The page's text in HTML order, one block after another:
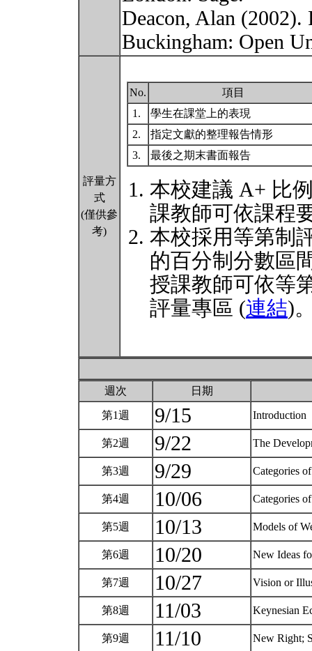
Deacon, Alan (2002).
Buckingham: Open
評量方
式
(僅供參
考)
No.
項目
1.
學生在課堂上的表現
2.
指定文獻的整理報告情形
3.
最後之期末書面報告
本校建議 A+ 比
課教師可依課程
本校採用等第制
的百分制分數區
授課教師可依等
評量專區 (連結)
週次 日期
第1週 9/15 Introduction
第2週 9/22 The
第3週 9/29 Categories
第4週 10/06 Categories
第5週 10/13 Models of
第6週 10/20 New Ideas
第7週 10/27 Vision or
第8週 11/03 Keynesian
第9週 11/10 New Right;